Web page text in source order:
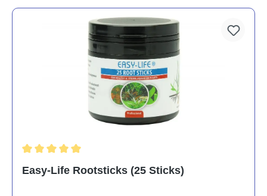
Easy-Life Rootsticks (25 Sticks)